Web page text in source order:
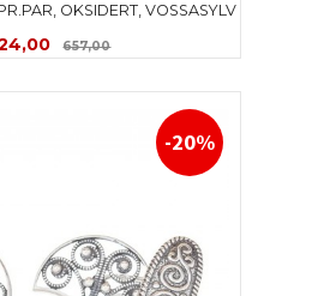
OKSIDERT, VOSSASYLV
657,00Rabatt
-20%